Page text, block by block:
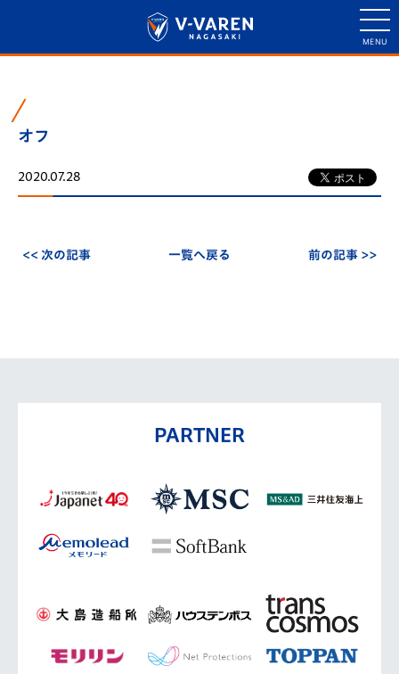
オフ
2020.07.28
<< 次の記事 一覧へ戻る 前の記事 >>
PARTNER